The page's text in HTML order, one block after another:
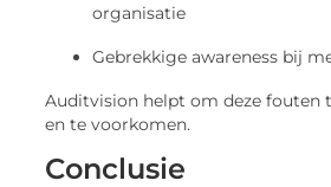
organisatie
Gebrekkige awareness bij
Auditvision helpt om deze fouten
en te voorkomen.
Conclusie